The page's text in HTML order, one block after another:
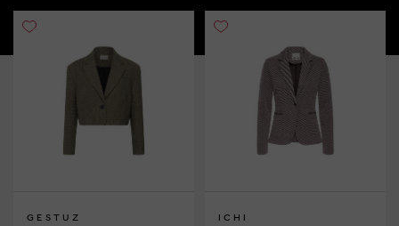
GESTUZ ICHI